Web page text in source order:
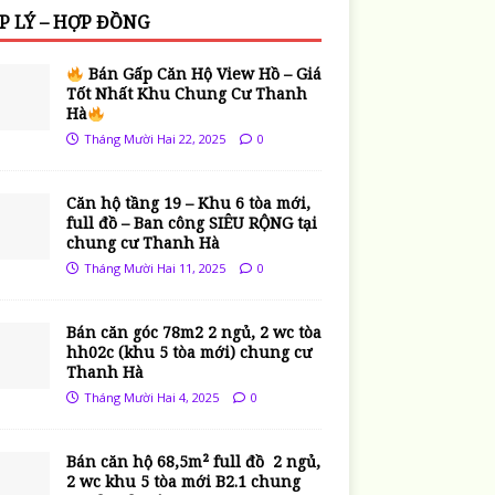
LÝ – HỢP ĐỒNG
Bán Gấp Căn Hộ View Hồ – Giá
Tốt Nhất Khu Chung Cư Thanh
Hà
Tháng Mười Hai 22, 2025 0
Căn hộ tầng 19 – Khu 6 tòa mới,
full đồ – Ban công SIÊU RỘNG tại
chung cư Thanh Hà
Tháng Mười Hai 11, 2025 0
Bán căn góc 78m2 2 ngủ, 2 wc tòa
hh02c (khu 5 tòa mới) chung cư
Thanh Hà
Tháng Mười Hai 4, 2025 0
Bán căn hộ 68,5m² full đồ 2 ngủ,
2 wc khu 5 tòa mới B2.1 chung